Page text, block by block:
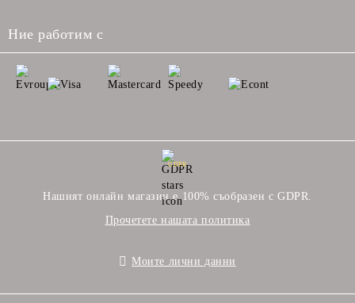
Ние работим с
GDPR
Нашият онлайн магазин е 100% съобразен с GDPR.
Прочетете нашата политика
Моите лични данни